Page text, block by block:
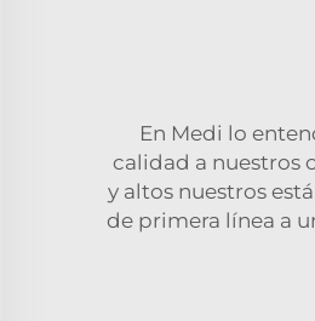
En Medi lo
calidad a nuestros
y altos nuestros
de primera línea a